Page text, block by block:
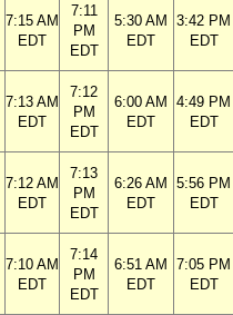
7:15 AM
EDT
7:11
PM
EDT
5:30 AM
EDT
3:42 PM
EDT
7:13 AM
EDT
7:12
PM
EDT
6:00 AM
EDT
4:49 PM
EDT
7:12 AM
EDT
7:13
PM
EDT
6:26 AM
EDT
5:56 PM
EDT
7:10 AM
EDT
7:14
PM
EDT
6:51 AM
EDT
7:05 PM
EDT